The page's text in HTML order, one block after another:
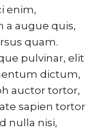
enim,
a augue quis,
quam.
pulvinar, elit
dictum,
auctor tortor,
sapien tortor
nulla nisi,